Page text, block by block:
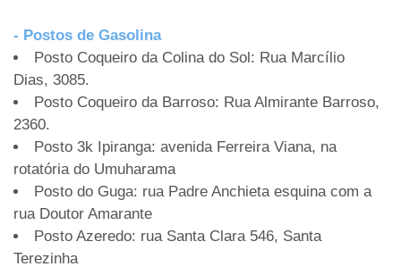
- Postos de Gasolina
Posto Coqueiro da Colina do Sol: Rua Marcílio
Dias, 3085.
Posto Coqueiro da Barroso: Rua Almirante Barroso,
2360.
Posto 3k Ipiranga: avenida Ferreira Viana, na
rotatória do Umuharama
Posto do Guga: rua Padre Anchieta esquina com a
rua Doutor Amarante
Posto Azeredo: rua Santa Clara 546, Santa
Terezinha